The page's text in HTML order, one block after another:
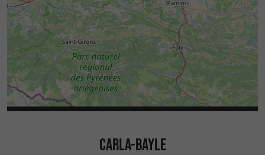
CARLA-BAYLE